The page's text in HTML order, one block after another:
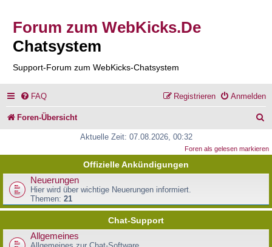
Forum zum WebKicks.De
Chatsystem
Support-Forum zum WebKicks-Chatsystem
FAQ Anmelden
Registrieren
Foren-Übersicht
c
Aktuelle Zeit: 07.08.2026, 00:32
Foren als gelesen markieren
Offizielle Ankündigungen
Neuerungen
Hier wird über wichtige Neuerungen informiert.
Themen: 21
Chat-Support
Allgemeines